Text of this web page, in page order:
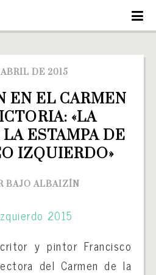
DE 2015
EN EL CARMEN
«LA
ESTAMPA DE
IZQUIERDO»
BAJO ALBAIZÍN
y pintor Francisco
del Carmen de la